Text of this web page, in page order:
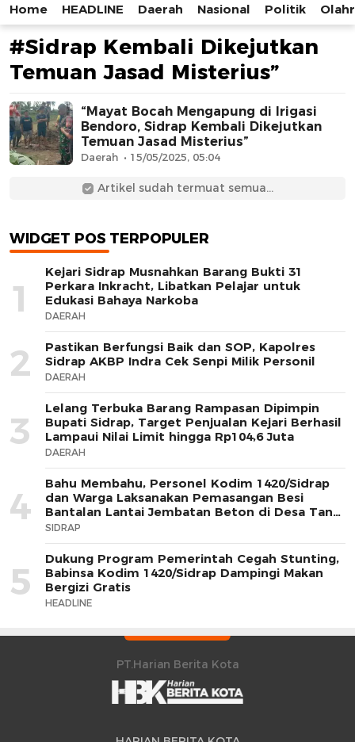
HarianBeritaKota
Mengabarkan Setiap Detil, Sudut, dan Cerita Kota
Home HEADLINE Daerah Nasional Politik
#Sidrap Kembali Dikejutkan
Temuan Jasad Misterius”
“Mayat Bocah Mengapung di Irigasi
Bendoro, Sidrap Kembali Dikejutkan
Temuan Jasad Misterius”
Daerah 15/05/2025, 05:04
Artikel sudah termuat semua...
WIDGET POS TERPOPULER
1
Kejari Sidrap Musnahkan Barang Bukti 31
Perkara Inkracht, Libatkan Pelajar untuk
Edukasi Bahaya Narkoba
DAERAH
2
Pastikan Berfungsi Baik dan SOP, Kapolres
Sidrap AKBP Indra Cek Senpi Milik Personil
DAERAH
3
Lelang Terbuka Barang Rampasan Dipimpin
Bupati Sidrap, Target Penjualan Kejari Berhasil
Lampaui Nilai Limit hingga Rp104,6 Juta
DAERAH
4
Bahu Membahu, Personel Kodim 1420/Sidrap
dan Warga Laksanakan Pemasangan Besi
Bantalan Lantai Jembatan Beton di Desa Tana
Toro
SIDRAP
5
Dukung Program Pemerintah Cegah Stunting,
Babinsa Kodim 1420/Sidrap Dampingi Makan
Bergizi Gratis
HEADLINE
PT.Harian Berita Kota